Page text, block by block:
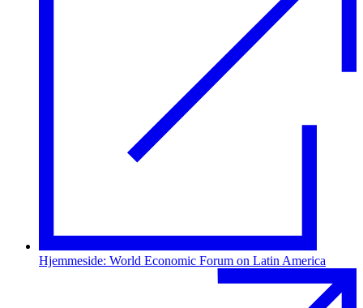
Hjemmeside: World Economic Forum on Latin America